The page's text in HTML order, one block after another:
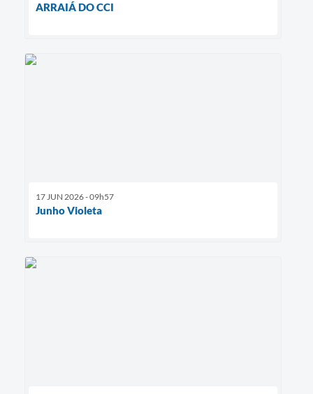
ARRAIÁ DO CCI
17 JUN 2026 - 09h57
Junho Violeta